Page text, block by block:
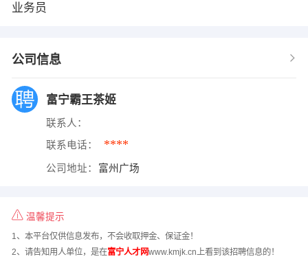
业务员
公司信息
富宁霸王茶姬
联系人：
联系电话： ****
公司地址： 富州广场
温馨提示
1、本平台仅供信息发布，不会收取押金、保证金！
2、请告知用人单位，是在富宁人才网www.kmjk.cn上看到该招聘信息的！